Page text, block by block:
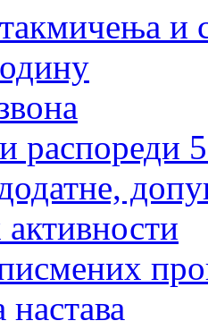
распореди